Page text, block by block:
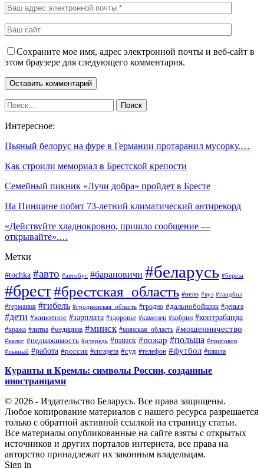
Сохраните мое имя, адрес электронной почты и веб-сайт в
этом браузере для следующего комментария.
Интересное:
Пьяный белорус на фуре в Германии протаранил мусорку.…
Как строили мемориал в Брестской крепости
Семейный пикник «Лучи добра» пройдет в Бресте
На Пинщине побит 73-летний климатический антирекорд
«Действуйте хладнокровно, пришло сообщение —
открывайте».…
Метки
#tochka #авто #автобус #барановичи #беларусь #берёза
#брест#брестская_область #вело #вуз #гандбол
#германия #гибель #гродненская_область #гродно #дальнобойщик #деньга
#дети #животное #зарплата #здоровье #каменец #кобрин #контрабанда
#кража #литва #медицина #минск #минская_область #мошенничество
#налог #недвижимость #очередь #пинск #пожар #польша #приговор
#пьяный #работа #россия #сигарета #суд #телефон #футбол #школа
Куранты и Кремль: символы России, созданные
иностранцами
© 2026 - Издательство Беларусь. Все права защищены.
Любое копирование материалов с нашего ресурса разрешается
только с обратной активной ссылкой на страницу статьи.
Все материалы опубликованные на сайте взяты с открытых
источников и других порталов интернета, все права на
авторство принадлежат их законным владельцам.
Sign in